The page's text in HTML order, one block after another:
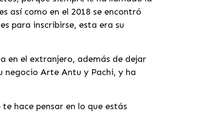
así como en el 2018 se encontró
para inscribirse, esta era su
en el extranjero, además de dejar
negocio Arte Antu y Pachi, y ha
hace pensar en lo que estás